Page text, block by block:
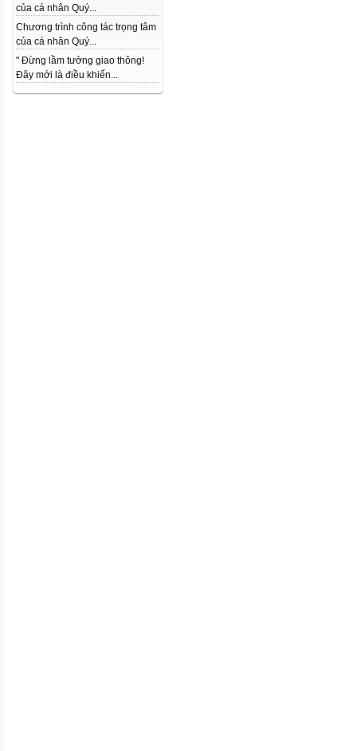
của cá nhân Quý...
Chương trình công tác trọng tâm
của cá nhân Quý...
" Đừng lầm tưởng giao thông!
Đây mới là điều khiến...